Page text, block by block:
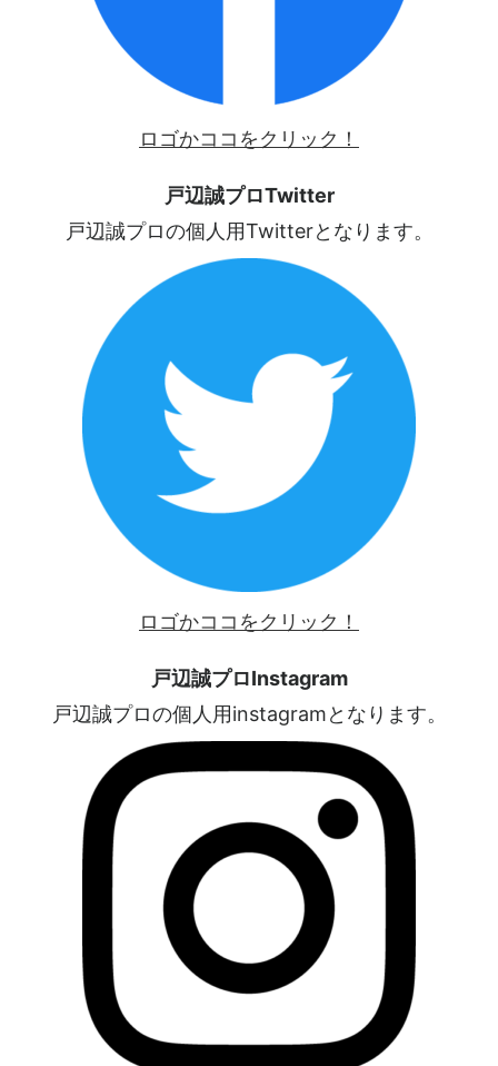
ロゴかココをクリック！
戸辺誠プロTwitter
戸辺誠プロの個人用Twitterとなります。
ロゴかココをクリック！
戸辺誠プロInstagram
戸辺誠プロの個人用instagramとなります。